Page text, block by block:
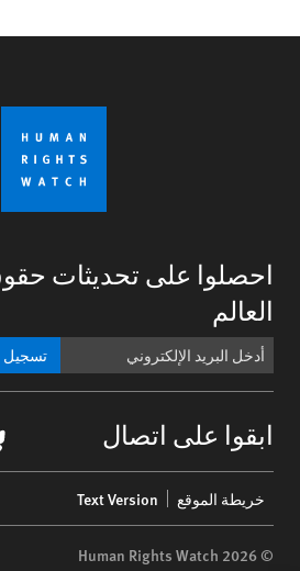
احصلوا على تحديثات
العالم
تسجيل
ابقوا على اتصال
menu
خريطة الموقع Text Version
© 2026 Human Rights Watch